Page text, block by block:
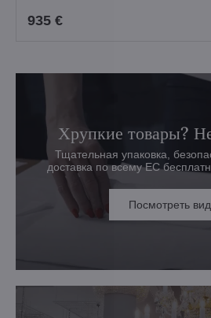
935 €
Хрупкие товары?
Тщательная упаковка,
доставка по всему ЕС
Посмотреть